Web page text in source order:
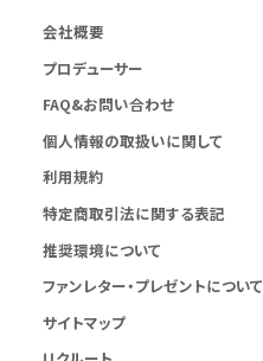
会社概要
プロデューサー
FAQ&お問い合わせ
個人情報の取扱いに関して
利用規約
特定商取引法に関する表記
推奨環境について
ファンレター・プレゼントについて
サイトマップ